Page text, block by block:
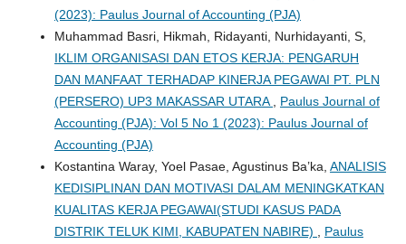
(2023): Paulus Journal of Accounting (PJA)
Muhammad Basri, Hikmah, Ridayanti, Nurhidayanti, S,
IKLIM ORGANISASI DAN ETOS KERJA: PENGARUH
DAN MANFAAT TERHADAP KINERJA PEGAWAI PT. PLN
(PERSERO) UP3 MAKASSAR UTARA
Paulus Journal of
Accounting (PJA): Vol 5 No 1 (2023): Paulus Journal of
Accounting (PJA)
Kostantina Waray, Yoel Pasae, Agustinus Ba’ka, ANALISIS
KEDISIPLINAN DAN MOTIVASI DALAM MENINGKATKAN
KUALITAS KERJA PEGAWAI(STUDI KASUS PADA
DISTRIK TELUK KIMI, KABUPATEN NABIRE)
Paulus